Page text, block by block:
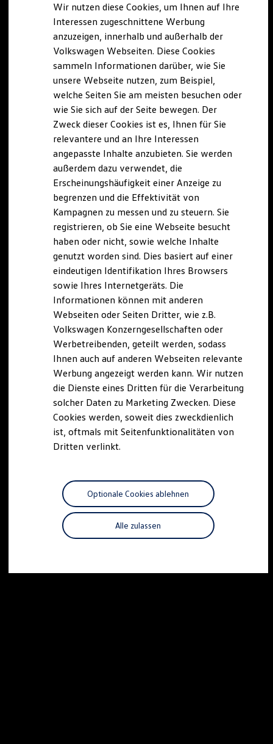
Laden unterwegs
Laden Zuhause
Ladestationen finden
Ladezeitensimulator
Batterie
Sicherheit
Nachhaltigkeit
Technologie
Kosten und Kauf
Kaufoptionen
E-Auto-Förderung
Software und Konnektivität
Die ID. Software 6
ID. Software Versionen und Updates
Digitale Extras
Schnittstellen zu Ihrem ID.
Hybridautos
Marke und Erlebnis
Volkswagen R und R Experience
R-Modelle
R Experience
Driving Experience
Volkswagen entdecken
Werkbesichtigung
Lifestyle Shop
T-Roc Kollektion
Golf Kollektion
ID. Kollektion
Volkswagen Kollektion
R-Kollektion
GTI Kollektion
Fußball Drop
we drive football
#wedriveproud
Besitzer und Service
Software Updates
Service und Ersatzteile
Motorenöl und Flüssigkeiten
Räder und Reifen
Pannen- und Unfallhilfe
Economy Service
Volkswagen Teile
Zubehör
Wir nutzen diese Cookies, um Ihnen auf Ihre
Interessen zugeschnittene Werbung
anzuzeigen, innerhalb und außerhalb der
Volkswagen Webseiten. Diese Cookies
sammeln Informationen darüber, wie Sie
unsere Webseite nutzen, zum Beispiel,
welche Seiten Sie am meisten besuchen oder
wie Sie sich auf der Seite bewegen. Der
Zweck dieser Cookies ist es, Ihnen für Sie
relevantere und an Ihre Interessen
angepasste Inhalte anzubieten. Sie werden
außerdem dazu verwendet, die
Erscheinungshäufigkeit einer Anzeige zu
begrenzen und die Effektivität von
Kampagnen zu messen und zu steuern. Sie
registrieren, ob Sie eine Webseite besucht
haben oder nicht, sowie welche Inhalte
genutzt worden sind. Dies basiert auf einer
eindeutigen Identifikation Ihres Browsers
sowie Ihres Internetgeräts. Die
Informationen können mit anderen
Webseiten oder Seiten Dritter, wie z.B.
Volkswagen Konzerngesellschaften oder
Werbetreibenden, geteilt werden, sodass
Ihnen auch auf anderen Webseiten relevante
Werbung angezeigt werden kann. Wir nutzen
die Dienste eines Dritten für die Verarbeitung
solcher Daten zu Marketing Zwecken. Diese
Cookies werden, soweit dies zweckdienlich
ist, oftmals mit Seitenfunktionalitäten von
Dritten verlinkt.
Alle zulassen
Optionale Cookies ablehnen